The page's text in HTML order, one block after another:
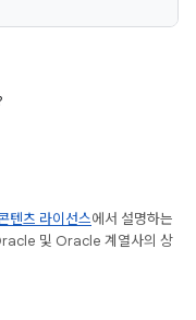
텐츠 라이선스에서 설명하는
및 Oracle 계열사의 상